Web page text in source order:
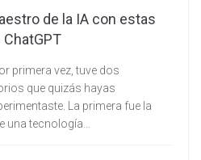
de la IA con estas
primera vez, tuve dos
que quizás hayas
La primera fue la
una tecnología…